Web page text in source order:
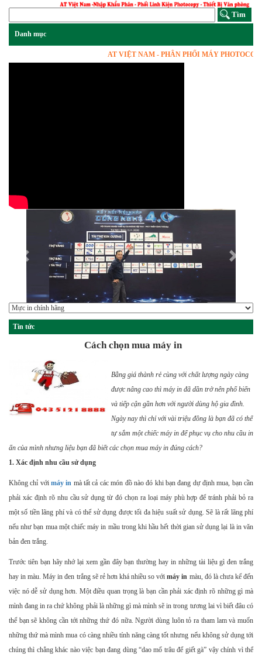
AT VIỆT NAM - PHÂN PHỐI MÁY PHOTOCOPY,
Previous Next
Tin tức
Cách chọn mua máy in
Bằng giá thành rẻ cùng với chất lượng ngày càng
được nâng cao thì máy in đã dần trở nên phổ biến
và tiếp cận gần hơn với người dùng hộ gia đình.
Ngày nay thì chỉ với vài triệu đồng là bạn đã có thể
tự sắm một chiếc máy in để phục vụ cho nhu cầu in
ấn của mình nhưng liệu bạn đã biết các chọn mua máy in đúng cách?
1. Xác định nhu cầu sử dụng
Không chỉ vớimáy in mà tất cả các món đồ nào đó khi bạn đang dự định mua, bạn cần
phải xác định rõ nhu cầu sử dụng từ đó chọn ra loại máy phù hợp để tránh phải bỏ ra
một số tiền lãng phí và có thể sử dụng được tối đa hiệu suất sử dụng. Sẽ là rất lãng phí
nếu như bạn mua một chiếc máy in mầu trong khi hầu hết thời gian sử dụng lại là in văn
bản đen trắng.
Trước tiên bạn hãy nhớ lại xem gần đây bạn thường hay in những tài liệu gì đen trắng
hay in màu. Máy in đen trắng sẽ rẻ hơn khá nhiều so vớimáy in màu, đó là chưa kể đến
việc nó dễ sử dụng hơn. Một điều quan trọng là bạn cần phải xác định rõ những gì mà
mình đang in ra chứ không phải là những gì mà mình sẽ in trong tương lai vì biết đâu có
thể bạn sẽ không cần tới những thứ đó nữa. Người dùng luôn tỏ ra tham lam và muốn
những thứ mà mình mua có càng nhiều tính năng càng tốt nhưng nếu không sử dụng tới
chúng thì chẳng khác nào việc bạn đang dùng “dao mổ trâu để giết gà” vậy chính vì thế